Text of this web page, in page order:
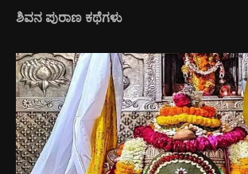
ಶಿವನ ಪುರಾಣ ಕಥೆಗಳು